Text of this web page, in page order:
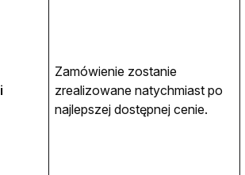
Zamówienie zostanie
zrealizowane natychmiast po
najlepszej dostępnej cenie.